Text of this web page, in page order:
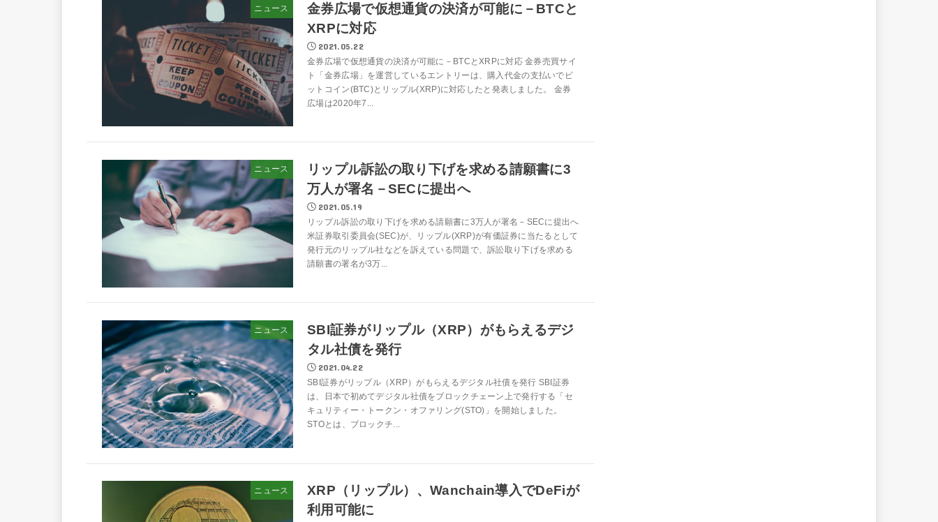
ニュース
金券広場で仮想通貨の決済が可能に－BTCと
XRPに対応
2021.05.22
金券広場で仮想通貨の決済が可能に－BTCとXRPに対応 金券売買サイ
ト「金券広場」を運営しているエントリーは、購入代金の支払いでビ
ットコイン(BTC)とリップル(XRP)に対応したと発表しました。 金券
広場は2020年7...
ニュース
リップル訴訟の取り下げを求める請願書に3
万人が署名－SECに提出へ
2021.05.19
リップル訴訟の取り下げを求める請願書に3万人が署名－SECに提出へ
米証券取引委員会(SEC)が、リップル(XRP)が有価証券に当たるとして
発行元のリップル社などを訴えている問題で、訴訟取り下げを求める
請願書の署名が3万...
ニュース
SBI証券がリップル（XRP）がもらえるデジ
タル社債を発行
2021.04.22
SBI証券がリップル（XRP）がもらえるデジタル社債を発行 SBI証券
は、日本で初めてデジタル社債をブロックチェーン上で発行する「セ
キュリティー・トークン・オファリング(STO)」を開始しました。
STOとは、ブロックチ...
ニュース
XRP（リップル）、Wanchain導入でDeFiが
利用可能に